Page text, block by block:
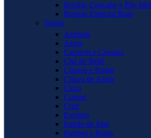
Rendas Cupcake e Pão Mel
Rendas Especial Bolo
Temas
Animais
Anjos
Carrocel e Cavalos
Chá de Bebê
Chaves e Portas
Chuva de Amor
Circo
Coroas
Cruz
Eventos
Fundo do Mar
Futebol e Bolas